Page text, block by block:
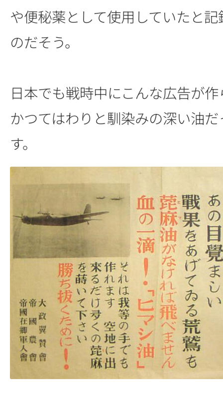
や便秘薬として使用していたと
のだそう。
日本でも戦時中にこんな広告が
かつてはわりと馴染みの深い油
す。